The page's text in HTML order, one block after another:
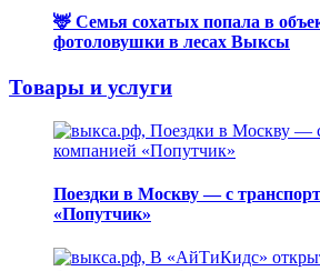
🦌 Семья сохатых попала в
фотоловушки в лесах Выксы
Товары и услуги
Поездки в Москву — с
«Попутчик»